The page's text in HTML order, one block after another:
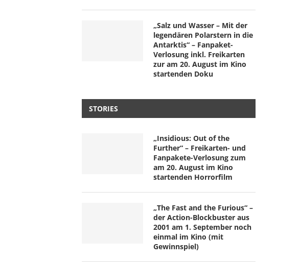
„Salz und Wasser – Mit der
legendären Polarstern in die
Antarktis“ – Fanpaket-
Verlosung inkl. Freikarten
zur am 20. August im Kino
startenden Doku
STORIES
„Insidious: Out of the
Further“ – Freikarten- und
Fanpakete-Verlosung zum
am 20. August im Kino
startenden Horrorfilm
„The Fast and the Furious“ –
der Action-Blockbuster aus
2001 am 1. September noch
einmal im Kino (mit
Gewinnspiel)